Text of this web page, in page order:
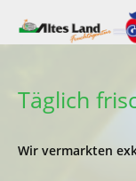
Täglich
Wir vermarkten